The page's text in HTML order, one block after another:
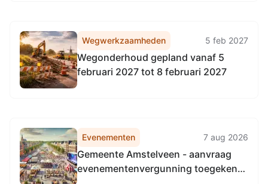
Wegwerkzaamheden 5 feb 2027
Wegonderhoud gepland vanaf 5
februari 2027 tot 8 februari 2027
Evenementen 7 aug 2026
Gemeente Amstelveen - aanvraag
evenementenvergunning toegekend